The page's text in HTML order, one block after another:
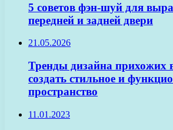
5 советов фэн-шуй для
передней и задней двери
21.05.2026
Тренды дизайна прихожих
создать стильное и
пространство
11.01.2023